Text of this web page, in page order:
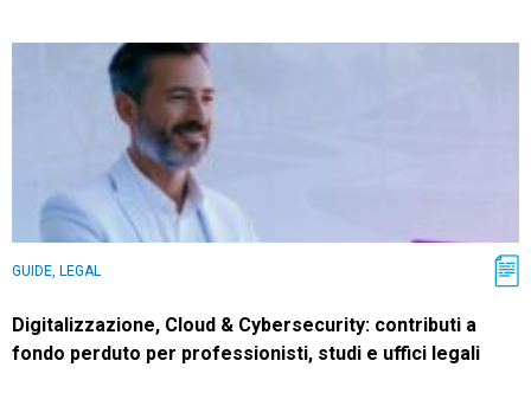
GUIDE, LEGAL
Digitalizzazione, Cloud & Cybersecurity: contributi a
fondo perduto per professionisti, studi e uffici legali